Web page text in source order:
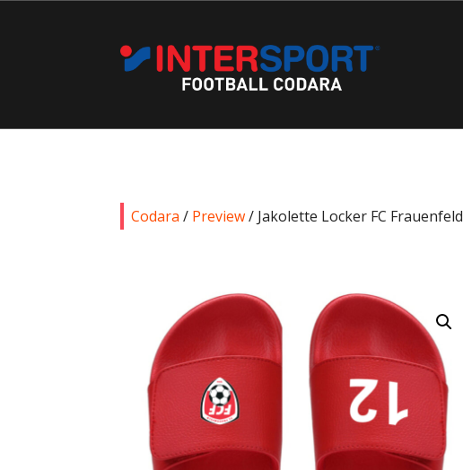
Codara / Preview/ Jakolette Locker FC Frauenfeld